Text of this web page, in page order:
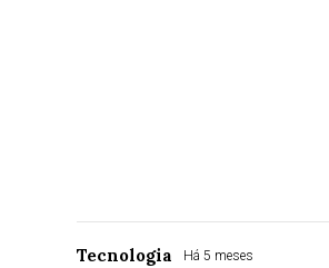
Tecnologia Há 5 meses